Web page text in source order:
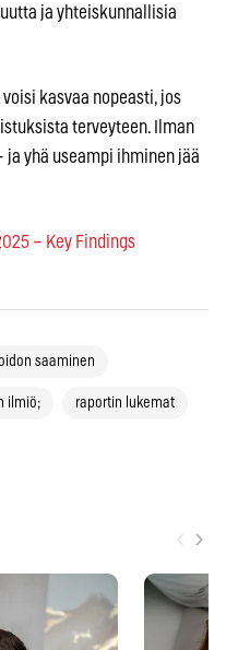
ja yhteiskunnallisia
kasvaa nopeasti, jos
terveyteen. Ilman
yhä useampi ihminen jää
– Key Findings
saaminen
ilmiö; raportin lukemat
›